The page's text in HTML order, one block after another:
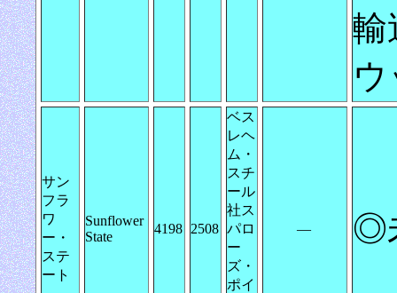
輸
ウ
サン
フラ
ワ
ー・
ステ
ート
Sunflower
State
4198 2508
ベス
レヘ
ム・
スチ
ール
社ス
パロ
ー
ズ・
ポイ
― ◎